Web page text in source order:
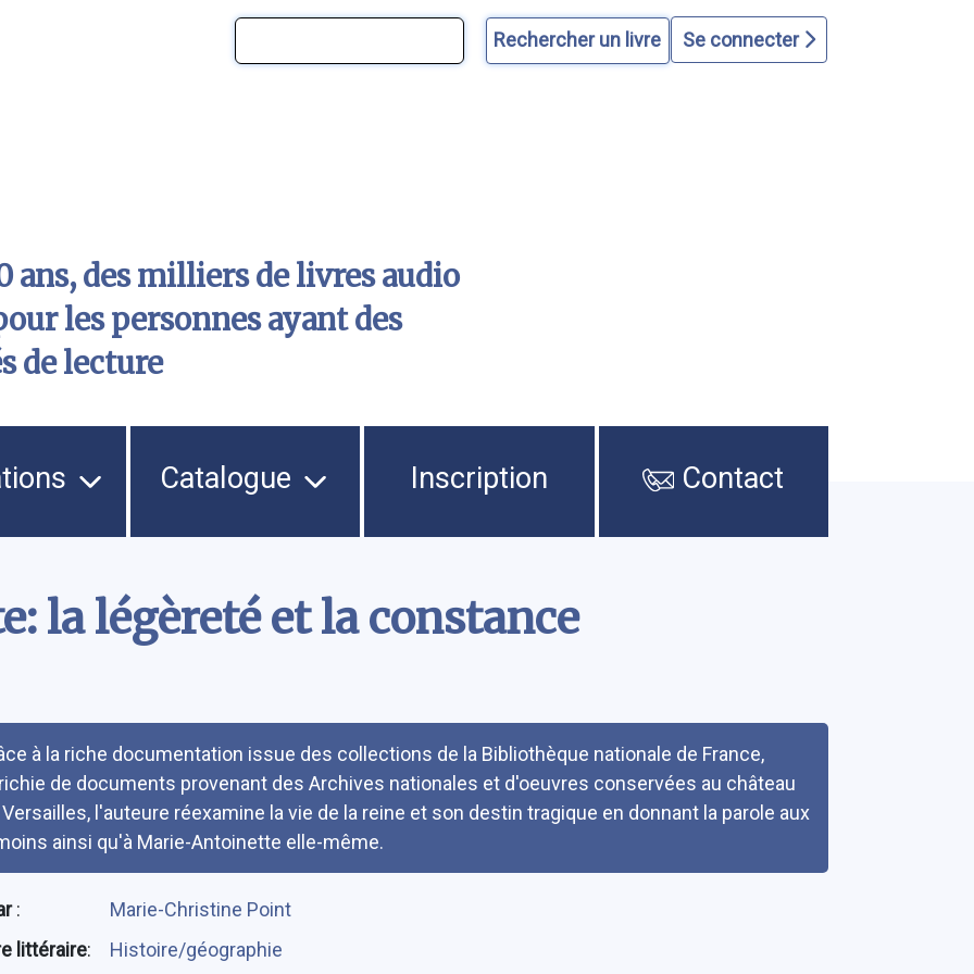
Se connecter
ans, des milliers de livres audio
les personnes ayant des
de lecture
Catalogue Inscription Contact
la légèreté et la constance
à la riche documentation issue des collections de la Bibliothèque nationale de France,
de documents provenant des Archives nationales et d'oeuvres conservées au château
l'auteure réexamine la vie de la reine et son destin tragique en donnant la parole aux
ainsi qu'à Marie-Antoinette elle-même.
:
Marie-Christine Point
littéraire:
Histoire/géographie